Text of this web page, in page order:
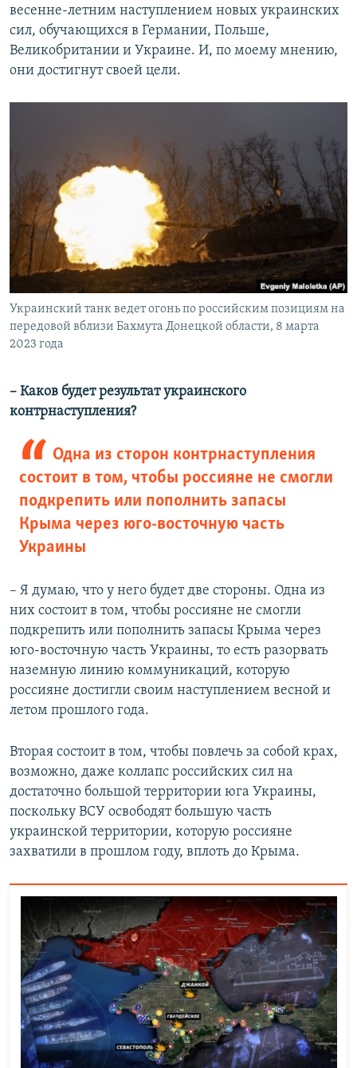
весенне-летним наступлением новых украинских
сил, обучающихся в Германии, Польше,
Великобритании и Украине. И, по моему мнению,
они достигнут своей цели.
Украинский танк ведет огонь по российским позициям на
передовой вблизи Бахмута Донецкой области, 8 марта
2023 года
– Каков будет результат украинского
контрнаступления?
Одна из сторон контрнаступления
состоит в том, чтобы россияне не смогли
подкрепить или пополнить запасы
Крыма через юго-восточную часть
Украины
– Я думаю, что у него будет две стороны. Одна из
них состоит в том, чтобы россияне не смогли
подкрепить или пополнить запасы Крыма через
юго-восточную часть Украины, то есть разорвать
наземную линию коммуникаций, которую
россияне достигли своим наступлением весной и
летом прошлого года.
Вторая состоит в том, чтобы повлечь за собой крах,
возможно, даже коллапс российских сил на
достаточно большой территории юга Украины,
поскольку ВСУ освободят большую часть
украинской территории, которую россияне
захватили в прошлом году, вплоть до Крыма.